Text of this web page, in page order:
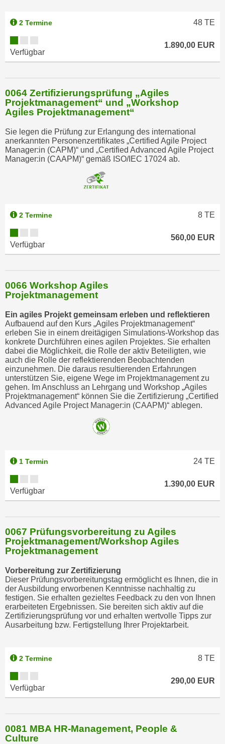
2 Termine 48 TE
Verfügbar
1.890,00 EUR
0064 Zertifizierungsprüfung „Agiles
Projektmanagement“ und „Workshop
Agiles Projektmanagement“
Sie legen die Prüfung zur Erlangung des international
anerkannten Personenzertifikates „Certified Agile Project
Manager:in (CAPM)“ und „Certified Advanced Agile Project
Manager:in (CAAPM)“ gemäß ISO/IEC 17024 ab.
2 Termine 8 TE
Verfügbar
560,00 EUR
0066 Workshop Agiles
Projektmanagement
Ein agiles Projekt gemeinsam erleben und reflektieren
Aufbauend auf den Kurs „Agiles Projektmanagement“
erleben Sie in einem dreitägigen Simulations-Workshop das
konkrete Durchführen eines agilen Projektes. Sie erhalten
dabei die Möglichkeit, die Rolle der aktiv Beteiligten, wie
auch die Rolle der reflektierenden Beobachtenden
einzunehmen. Die daraus resultierenden Erfahrungen
unterstützen Sie, eigene Wege im Projektmanagement zu
gehen. Im Anschluss an Lehrgang und Workshop „Agiles
Projektmanagement“ können Sie die Zertifizierung „Certified
Advanced Agile Project Manager:in (CAAPM)“ ablegen.
1 Termin 24 TE
Verfügbar
1.390,00 EUR
0067 Prüfungsvorbereitung zu Agiles
Projektmanagement/Workshop Agiles
Projektmanagement
Vorbereitung zur Zertifizierung
Dieser Prüfungsvorbereitungstag ermöglicht es Ihnen, die in
der Ausbildung erworbenen Kenntnisse nachhaltig zu
festigen. Sie erhalten gezieltes Feedback zu den von Ihnen
erarbeiteten Ergebnissen. Sie bereiten sich aktiv auf die
Zertifizierungsprüfung vor und erhalten wertvolle Tipps zur
Ausarbeitung bzw. Fertigstellung Ihrer Projektarbeit.
2 Termine 8 TE
Verfügbar
290,00 EUR
0081 MBA HR-Management, People &
Culture